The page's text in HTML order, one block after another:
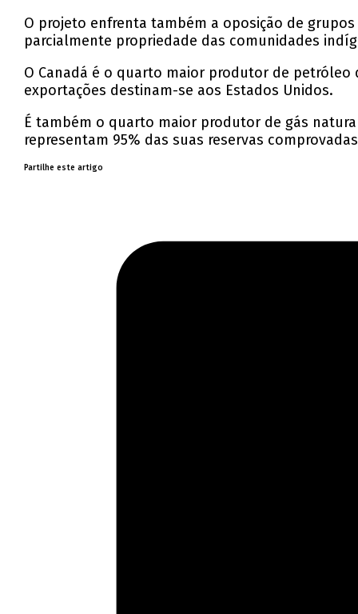
O projeto enfrenta também a oposição de
parcialmente propriedade das comunidades
O Canadá é o quarto maior produtor de petróleo
exportações destinam-se aos Estados Unidos.
É também o quarto maior produtor de gás
representam 95% das suas reservas
Partilhe este artigo